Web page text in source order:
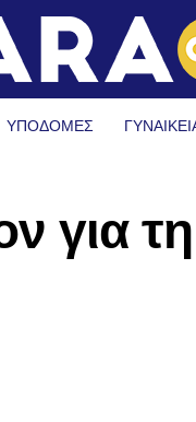
ΥΠΟΔΟΜΈΣ
για τη